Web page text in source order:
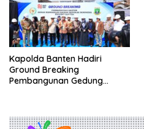
Kapolda Banten Hadiri
Ground Breaking
Pembangunan Gedung